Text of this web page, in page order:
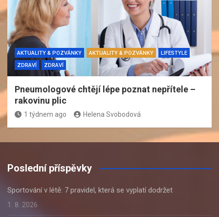
AKTUALITY & POZVÁNKY AKTUALITY & POZVÁNKY
LIFESTYLE
ZDRAVÍ
ZDRAVÍ
Pneumologové chtějí lépe poznat nepřítele –
rakovinu plic
1 týdnem ago Helena Svobodová
Poslední příspěvky
Sportování v létě: 7 pravidel, která se vyplatí dodržet
1. 8. 2026